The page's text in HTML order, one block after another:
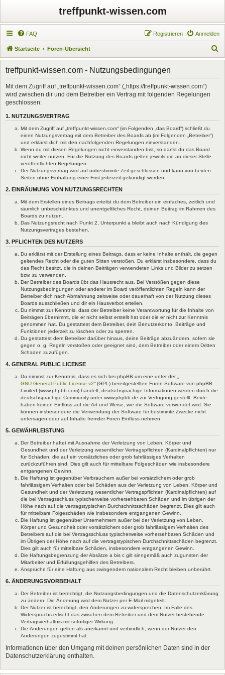
treffpunkt-wissen.com
FAQ Anmelden
Registrieren
Startseite Foren-Übersicht
u
treffpunkt-wissen.com - Nutzungsbedingungen
Mit dem Zugriff auf „treffpunkt-wissen.com“ („https://treffpunkt-wissen.com“)
wird zwischen dir und dem Betreiber ein Vertrag mit folgenden Regelungen
geschlossen:
1. NUTZUNGSVERTRAG
Mit dem Zugriff auf „treffpunkt-wissen.com“ (im Folgenden „das Board“) schließt du
einen Nutzungsvertrag mit dem Betreiber des Boards ab (im Folgenden „Betreiber“)
und erklärst dich mit den nachfolgenden Regelungen einverstanden.
Wenn du mit diesen Regelungen nicht einverstanden bist, so darfst du das Board
nicht weiter nutzen. Für die Nutzung des Boards gelten jeweils die an dieser Stelle
veröffentlichten Regelungen.
Der Nutzungsvertrag wird auf unbestimmte Zeit geschlossen und kann von beiden
Seiten ohne Einhaltung einer Frist jederzeit gekündigt werden.
2. EINRÄUMUNG VON NUTZUNGSRECHTEN
Mit dem Erstellen eines Beitrags erteilst du dem Betreiber ein einfaches, zeitlich und
räumlich unbeschränktes und unentgeltliches Recht, deinen Beitrag im Rahmen des
Boards zu nutzen.
Das Nutzungsrecht nach Punkt 2, Unterpunkt a bleibt auch nach Kündigung des
Nutzungsvertrages bestehen.
3. PFLICHTEN DES NUTZERS
Du erklärst mit der Erstellung eines Beitrags, dass er keine Inhalte enthält, die gegen
geltendes Recht oder die guten Sitten verstoßen. Du erklärst insbesondere, dass du
das Recht besitzt, die in deinen Beiträgen verwendeten Links und Bilder zu setzen
bzw. zu verwenden.
Der Betreiber des Boards übt das Hausrecht aus. Bei Verstößen gegen diese
Nutzungsbedingungen oder anderer im Board veröffentlichten Regeln kann der
Betreiber dich nach Abmahnung zeitweise oder dauerhaft von der Nutzung dieses
Boards ausschließen und dir ein Hausverbot erteilen.
Du nimmst zur Kenntnis, dass der Betreiber keine Verantwortung für die Inhalte von
Beiträgen übernimmt, die er nicht selbst erstellt hat oder die er nicht zur Kenntnis
genommen hat. Du gestattest dem Betreiber, dein Benutzerkonto, Beiträge und
Funktionen jederzeit zu löschen oder zu sperren.
Du gestattest dem Betreiber darüber hinaus, deine Beiträge abzuändern, sofern sie
gegen o. g. Regeln verstoßen oder geeignet sind, dem Betreiber oder einem Dritten
Schaden zuzufügen.
4. GENERAL PUBLIC LICENSE
Du nimmst zur Kenntnis, dass es sich bei phpBB um eine unter der „
GNU General Public License v2“ (GPL) bereitgestellten Foren-Software von phpBB
Limited (www.phpbb.com) handelt; deutschsprachige Informationen werden durch die
deutschsprachige Community unter www.phpbb.de zur Verfügung gestellt. Beide
haben keinen Einfluss auf die Art und Weise, wie die Software verwendet wird. Sie
können insbesondere die Verwendung der Software für bestimmte Zwecke nicht
untersagen oder auf Inhalte fremder Foren Einfluss nehmen.
5. GEWÄHRLEISTUNG
Der Betreiber haftet mit Ausnahme der Verletzung von Leben, Körper und
Gesundheit und der Verletzung wesentlicher Vertragspflichten (Kardinalpflichten) nur
für Schäden, die auf ein vorsätzliches oder grob fahrlässiges Verhalten
zurückzuführen sind. Dies gilt auch für mittelbare Folgeschäden wie insbesondere
entgangenen Gewinn.
Die Haftung ist gegenüber Verbrauchern außer bei vorsätzlichem oder grob
fahrlässigem Verhalten oder bei Schäden aus der Verletzung von Leben, Körper und
Gesundheit und der Verletzung wesentlicher Vertragspflichten (Kardinalpflichten) auf
die bei Vertragsschluss typischerweise vorhersehbaren Schäden und im übrigen der
Höhe nach auf die vertragstypischen Durchschnittsschäden begrenzt. Dies gilt auch
für mittelbare Folgeschäden wie insbesondere entgangenen Gewinn.
Die Haftung ist gegenüber Unternehmern außer bei der Verletzung von Leben,
Körper und Gesundheit oder vorsätzlichem oder grob fahrlässigem Verhalten des
Betreibers auf die bei Vertragsschluss typischerweise vorhersehbaren Schäden und
im Übrigen der Höhe nach auf die vertragstypischen Durchschnittsschäden begrenzt.
Dies gilt auch für mittelbare Schäden, insbesondere entgangenen Gewinn.
Die Haftungsbegrenzung der Absätze a bis c gilt sinngemäß auch zugunsten der
Mitarbeiter und Erfüllungsgehilfen des Betreibers.
Ansprüche für eine Haftung aus zwingendem nationalem Recht bleiben unberührt.
6. ÄNDERUNGSVORBEHALT
Der Betreiber ist berechtigt, die Nutzungsbedingungen und die Datenschutzerklärung
zu ändern. Die Änderung wird dem Nutzer per E-Mail mitgeteilt.
Der Nutzer ist berechtigt, den Änderungen zu widersprechen. Im Falle des
Widerspruchs erlischt das zwischen dem Betreiber und dem Nutzer bestehende
Vertragsverhältnis mit sofortiger Wirkung.
Die Änderungen gelten als anerkannt und verbindlich, wenn der Nutzer den
Änderungen zugestimmt hat.
Informationen über den Umgang mit deinen persönlichen Daten sind in der
Datenschutzerklärung enthalten.